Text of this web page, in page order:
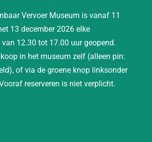
Vervoer Museum is vanaf 11
13 december 2026 elke
12.30 tot 17.00 uur geopend.
in het museum zelf (alleen pin:
of via de groene knop linksonder
reserveren is niet verplicht.